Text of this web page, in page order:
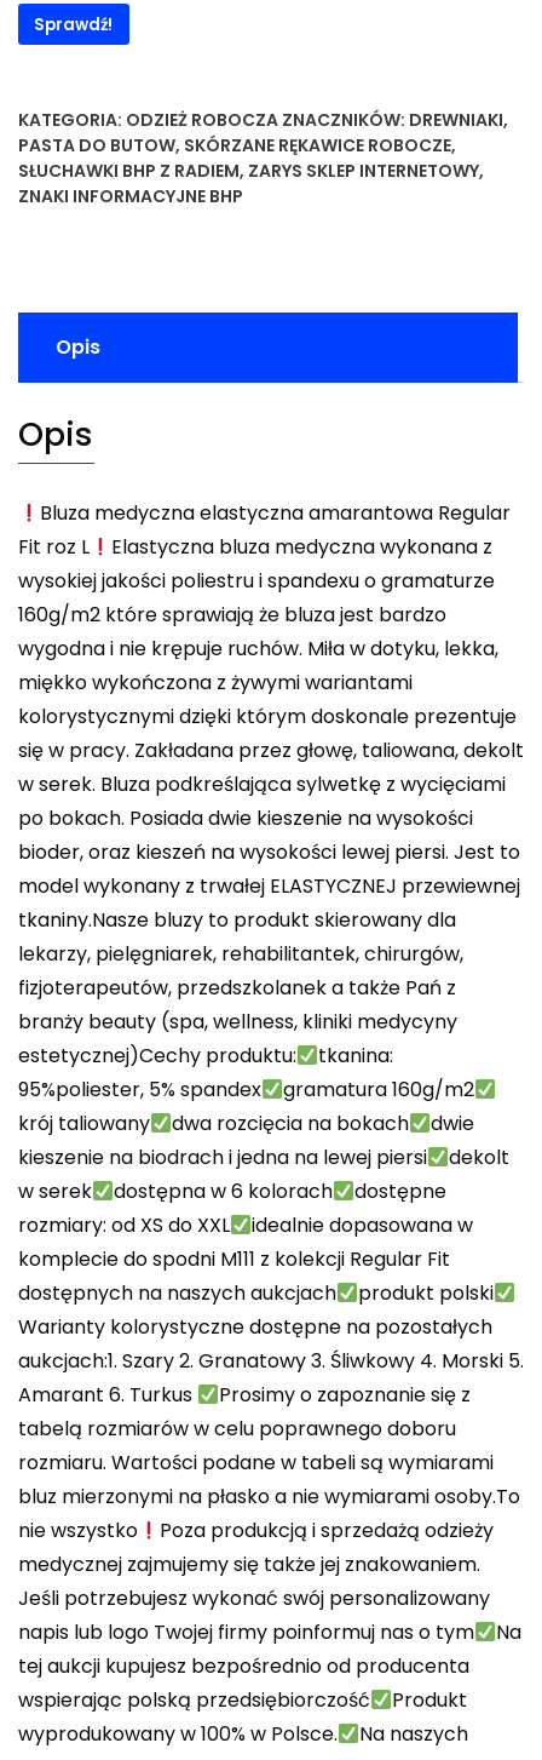
Sprawdź!
KATEGORIA: ODZIEŻ ROBOCZA ZNACZNIKÓW: DREWNIAKI,
PASTA DO BUTOW, SKÓRZANE RĘKAWICE ROBOCZE,
SŁUCHAWKI BHP Z RADIEM, ZARYS SKLEP INTERNETOWY,
ZNAKI INFORMACYJNE BHP
Opis
Opis
Bluza medyczna elastyczna amarantowa Regular
Fit roz L
Elastyczna bluza medyczna wykonana z
wysokiej jakości poliestru i spandexu o gramaturze
160g/m2 które sprawiają że bluza jest bardzo
wygodna i nie krępuje ruchów. Miła w dotyku, lekka,
miękko wykończona z żywymi wariantami
kolorystycznymi dzięki którym doskonale prezentuje
się w pracy. Zakładana przez głowę, taliowana, dekolt
w serek. Bluza podkreślająca sylwetkę z wycięciami
po bokach. Posiada dwie kieszenie na wysokości
bioder, oraz kieszeń na wysokości lewej piersi. Jest to
model wykonany z trwałej ELASTYCZNEJ przewiewnej
tkaniny.Nasze bluzy to produkt skierowany dla
lekarzy, pielęgniarek, rehabilitantek, chirurgów,
fizjoterapeutów, przedszkolanek a także Pań z
branży beauty (spa, wellness, kliniki medycyny
estetycznej)Cechy produktu:
tkanina:
95%poliester, 5% spandex
gramatura 160g/m2
krój taliowany
dwa rozcięcia na bokach
dwie
kieszenie na biodrach i jedna na lewej piersi
dekolt
w serek
dostępna w 6 kolorach
dostępne
rozmiary: od XS do XXL
idealnie dopasowana w
komplecie do spodni M111 z kolekcji Regular Fit
dostępnych na naszych aukcjach
produkt polski
Warianty kolorystyczne dostępne na pozostałych
aukcjach:1. Szary 2. Granatowy 3. Śliwkowy 4. Morski 5.
Amarant 6. Turkus
Prosimy o zapoznanie się z
tabelą rozmiarów w celu poprawnego doboru
rozmiaru. Wartości podane w tabeli są wymiarami
bluz mierzonymi na płasko a nie wymiarami osoby.To
nie wszystko
Poza produkcją i sprzedażą odzieży
medycznej zajmujemy się także jej znakowaniem.
Jeśli potrzebujesz wykonać swój personalizowany
napis lub logo Twojej firmy poinformuj nas o tym
Na
tej aukcji kupujesz bezpośrednio od producenta
wspierając polską przedsiębiorczość
Produkt
wyprodukowany w 100% w Polsce.
Na naszych